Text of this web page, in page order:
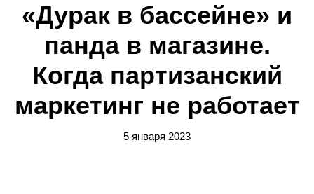
«Дурак в бассейне» и
панда в магазине.
Когда партизанский
маркетинг не работает
5 января 2023